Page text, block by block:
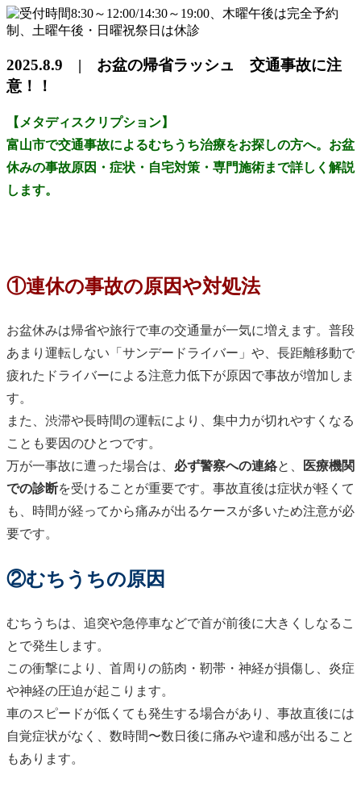
2025.8.9 | お盆の帰省ラッシュ 交通事故に注
意！！
【メタディスクリプション】
富山市で交通事故によるむちうち治療をお探しの方へ。お盆
休みの事故原因・症状・自宅対策・専門施術まで詳しく解説
します。
①連休の事故の原因や対処法
お盆休みは帰省や旅行で車の交通量が一気に増えます。普段
あまり運転しない「サンデードライバー」や、長距離移動で
疲れたドライバーによる注意力低下が原因で事故が増加しま
す。
また、渋滞や長時間の運転により、集中力が切れやすくなる
ことも要因のひとつです。
万が一事故に遭った場合は、 必ず警察への連絡と、
医療機関
での診断を受けることが重要です。事故直後は症状が軽くて
も、時間が経ってから痛みが出るケースが多いため注意が必
要です。
②むちうちの原因
むちうちは、追突や急停車などで首が前後に大きくしなるこ
とで発生します。
この衝撃により、首周りの筋肉・靭帯・神経が損傷し、炎症
や神経の圧迫が起こります。
車のスピードが低くても発生する場合があり、事故直後には
自覚症状がなく、数時間〜数日後に痛みや違和感が出ること
もあります。